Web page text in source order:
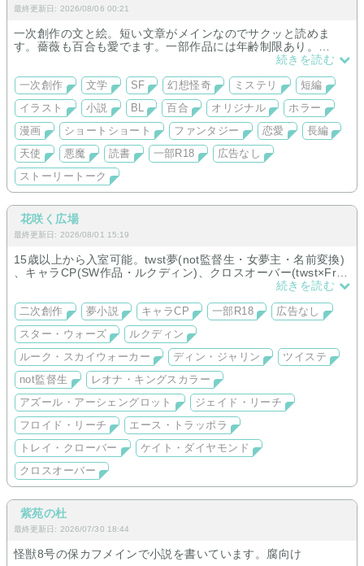
最終更新日: 2026/08/06 00:21
一次創作の文と絵。短い文章がメインなのでサクッと読めま
す。薔薇も百合も愛でます。一部作品には年齢制限あり。
シリーズ（短編連作）では天使と悪魔の見た目BLシリーズ
描いています。
楽しく書いていますので、ご一緒に楽しんでいただけますと幸
いです。
続きを読む
一次創作 文学 SF 幻想怪奇 ミステリ
短編
イラスト
小説 BL 百合 オリジナル
ホラー
漫画
ショートショート ファンタジー 恋愛
長編
天使
悪魔 読書 一部R18
広告なし
ストーリートーク
花咲く広場
最終更新日: 2026/08/01 15:19
15歳以上から入室可能。twst夢(not監督生・女夢主・名前変換)
、キャラCP(SW作品・ルクディン)、クロスオーバー(twst×Froz
続きを読む
二次創作 夢小説 キャラCP 一部R18
広告なし
スター・ウォーズ
ルクディン
ルーク・スカイウォーカー
ディン・ジャリン
ツイステ
not監督生
レオナ・キングスカラー
アズール・アーシェングロット
ジェイド・リーチ
フロイド・リーチ
エース・トラッポラ
トレイ・クローバー
ケイト・ダイヤモンド
クロスオーバー
紫苑の杜
最終更新日: 2026/07/30 18:44
怪獣8号の保カフメインで小説を書いています。腐向け